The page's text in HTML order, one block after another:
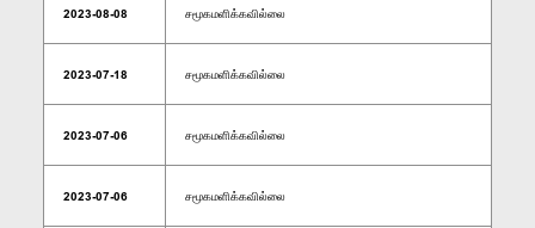
2023-08-08 சமூகமளிக்கவில்லை
2023-07-18 சமூகமளிக்கவில்லை
2023-07-06 சமூகமளிக்கவில்லை
2023-07-06 சமூகமளிக்கவில்லை